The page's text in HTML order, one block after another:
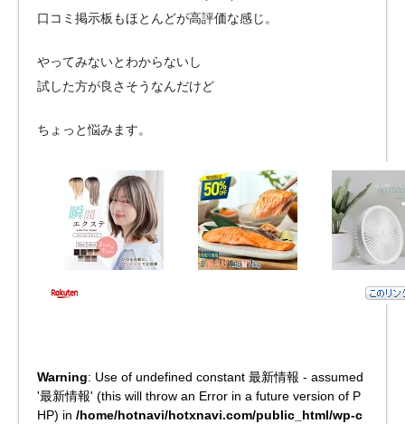
口コミ掲示板もほとんどが高評価な感じ。
やってみないとわからないし
試した方が良さそうなんだけど
ちょっと悩みます。
Warning: Use of undefined constant 最新情報 - assumed
'最新情報' (this will throw an Error in a future version of P
HP) in /home/hotnavi/hotxnavi.com/public_html/wp-c